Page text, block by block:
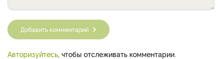
Добавить комментарий
Авторизуйтесь , чтобы отслеживать комментарии.